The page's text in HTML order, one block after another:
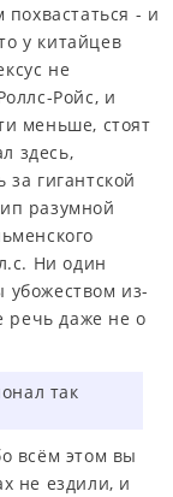
- и
у китайцев
не
Ройс, и
меньше, стоят
здесь,
гигантской
разумной
Ни один
убожеством из-
речь даже не о
так
всём этом вы
не ездили, и